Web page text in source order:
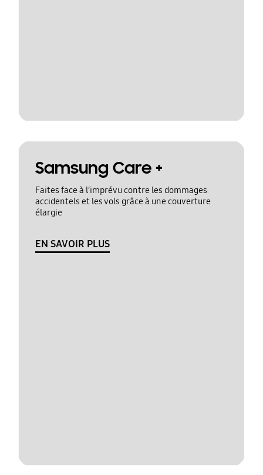
Samsung Care +
Faites face à l’imprévu contre les dommages
accidentels et les vols grâce à une couverture
élargie
EN SAVOIR PLUS